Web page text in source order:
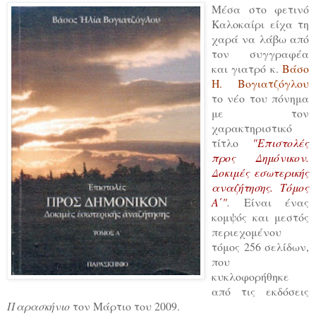
Μέσα στο φετινό
Καλοκαίρι είχα τη
χαρά να λάβω από
τον συγγραφέα
και γιατρό κ. Βάσο
Η. Βογιατζόγλου
το νέο του πόνημα
με τον
χαρακτηριστικό
τίτλο
"Επιστολές
προς Δημόνικον.
Δοκιμές εσωτερικής
αναζήτησης. Τόμος
Α΄". Είναι ένας
κομψός και μεστός
περιεχομένου
τόμος 256 σελίδων,
που
κυκλοφορήθηκε
από τις εκδόσεις
Παρασκήνιοτον Μάρτιο του 2009.